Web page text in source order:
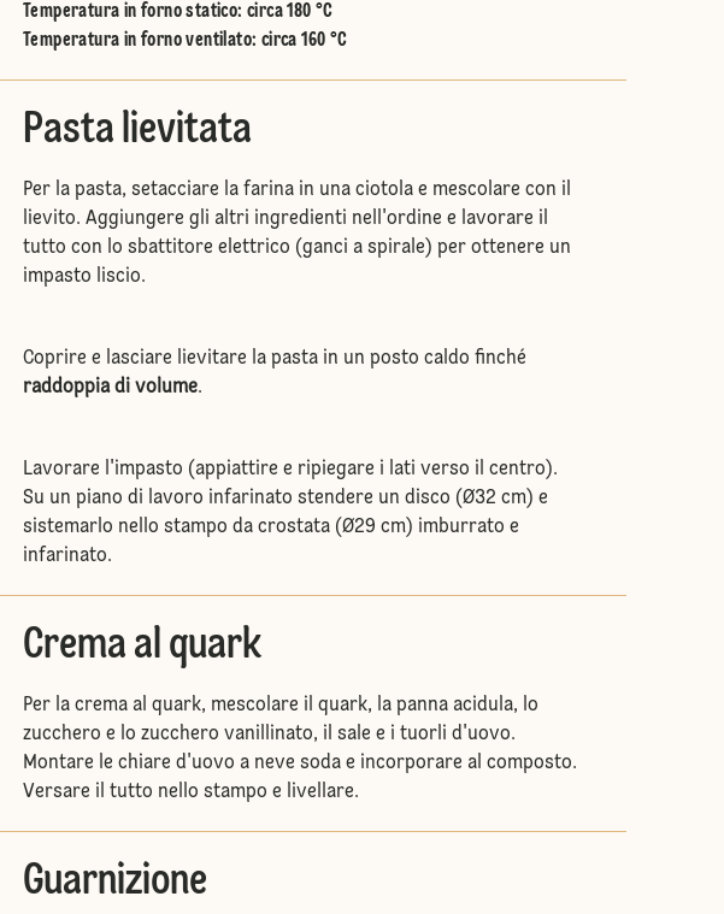
Temperatura in forno statico: circa 180 °C
Temperatura in forno ventilato: circa 160 °C
Pasta lievitata
Per la pasta, setacciare la farina in una ciotola e mescolare con il
lievito. Aggiungere gli altri ingredienti nell'ordine e lavorare il
tutto con lo sbattitore elettrico (ganci a spirale) per ottenere un
impasto liscio.
Coprire e lasciare lievitare la pasta in un posto caldo finché
raddoppia di volume.
Lavorare l'impasto (appiattire e ripiegare i lati verso il centro).
Su un piano di lavoro infarinato stendere un disco (Ø32 cm) e
sistemarlo nello stampo da crostata (Ø29 cm) imburrato e
infarinato.
Crema al quark
Per la crema al quark, mescolare il quark, la panna acidula, lo
zucchero e lo zucchero vanillinato, il sale e i tuorli d'uovo.
Montare le chiare d'uovo a neve soda e incorporare al composto.
Versare il tutto nello stampo e livellare.
Guarnizione